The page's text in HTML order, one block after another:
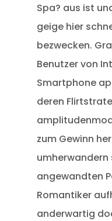
Spa? aus ist
geige hier
bezwecken.
Benutzer von
Smartphone
deren
zum Gewinn
angewandten
Romantiker
anderwartig